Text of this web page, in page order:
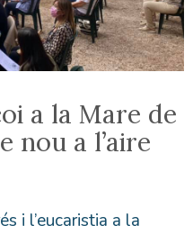
a la Mare de
nou a l’aire
i l’eucaristia a la